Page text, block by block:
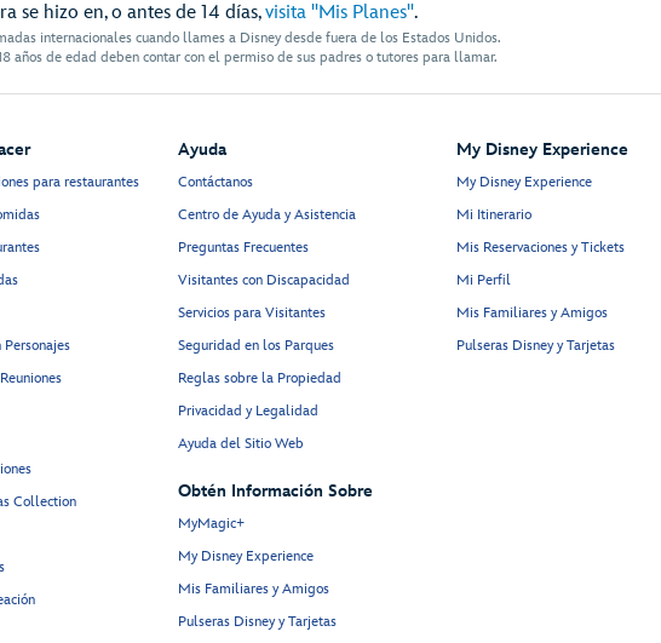
se hizo en, o antes de 14 días,visita "Mis Planes".
internacionales cuando llames a Disney desde fuera de los Estados Unidos.
años de edad deben contar con el permiso de sus padres o tutores para llamar.
para restaurantes
Personajes
Collection
Ayuda
Contáctanos
Centro de Ayuda y Asistencia
Preguntas Frecuentes
Visitantes con Discapacidad
Servicios para Visitantes
Seguridad en los Parques
Reglas sobre la Propiedad
Privacidad y Legalidad
Ayuda del Sitio Web
Obtén Información Sobre
MyMagic+
My Disney Experience
Mis Familiares y Amigos
Pulseras Disney y Tarjetas
My Disney Experience
My Disney Experience
Mi Itinerario
Mis Reservaciones y Tickets
Mi Perfil
Mis Familiares y Amigos
Pulseras Disney y Tarjetas